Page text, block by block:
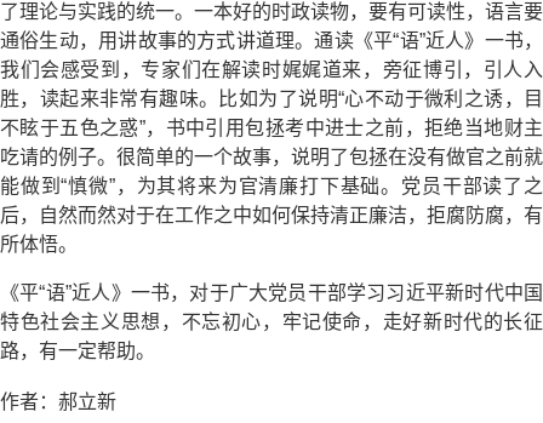
了理论与实践的统一。一本好的时政读物，要有可读性，语言要
通俗生动，用讲故事的方式讲道理。通读《平“语”近人》一书，
我们会感受到，专家们在解读时娓娓道来，旁征博引，引人入
胜，读起来非常有趣味。比如为了说明“心不动于微利之诱，目
不眩于五色之惑”，书中引用包拯考中进士之前，拒绝当地财主
吃请的例子。很简单的一个故事，说明了包拯在没有做官之前就
能做到“慎微”，为其将来为官清廉打下基础。党员干部读了之
后，自然而然对于在工作之中如何保持清正廉洁，拒腐防腐，有
所体悟。
《平“语”近人》一书，对于广大党员干部学习习近平新时代中国
特色社会主义思想，不忘初心，牢记使命，走好新时代的长征
路，有一定帮助。
作者：郝立新